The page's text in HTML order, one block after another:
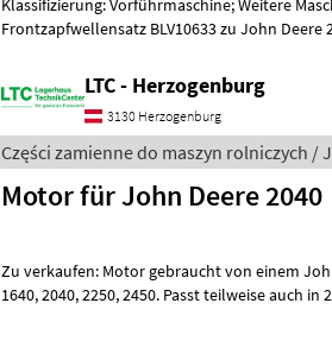
Klassifizierung: Vorführmaschine; Weitere
Frontzapfwellensatz BLV10633 zu John Deere
LTC - Herzogenburg
3130 Herzogenburg
Części zamienne do maszyn rolniczych /
Motor für John Deere 2040
Zu verkaufen: Motor gebraucht von einem John Deere 2040 Passt in
1640, 2040, 2250, 2450. Passt teilweise auch in 2140, 2250, 2650, 2850